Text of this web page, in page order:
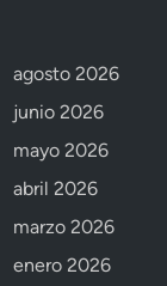
agosto 2026
junio 2026
mayo 2026
abril 2026
marzo 2026
enero 2026